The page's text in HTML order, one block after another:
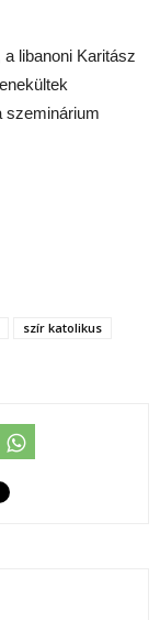
libanoni Karitász
szeminárium
szír katolikus